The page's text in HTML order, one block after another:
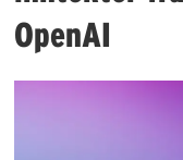
OpenAI